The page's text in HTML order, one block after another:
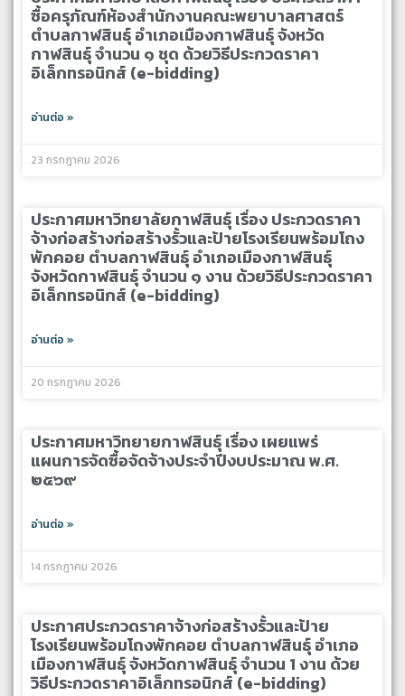
ซื้อครุภัณฑ์ห้องสำนักงานคณะพยาบาลศาสตร์
ตำบลกาฬสินธุ์ อำเภอเมืองกาฬสินธุ์ จังหวัด
กาฬสินธุ์ จำนวน ๑ ชุด ด้วยวิธีประกวดราคา
อิเล็กทรอนิกส์ (e-bidding)
อ่านต่อ »
23 กรกฎาคม 2026
ประกาศมหาวิทยาลัยกาฬสินธุ์ เรื่อง ประกวดราคา
จ้างก่อสร้างก่อสร้างรั้วและป้ายโรงเรียนพร้อมโถง
พักคอย ตำบลกาฬสินธุ์ อำเภอเมืองกาฬสินธุ์
จังหวัดกาฬสินธุ์ จำนวน ๑ งาน ด้วยวิธีประกวดราคา
อิเล็กทรอนิกส์ (e-bidding)
อ่านต่อ »
20 กรกฎาคม 2026
ประกาศมหาวิทยายกาฬสินธุ์ เรื่อง เผยแพร่
แผนการจัดซื้อจัดจ้างประจำปีงบประมาณ พ.ศ.
๒๕๖๙
อ่านต่อ »
14 กรกฎาคม 2026
ประกาศประกวดราคาจ้างก่อสร้างรั้วและป้าย
โรงเรียนพร้อมโถงพักคอย ตำบลกาฬสินธุ์ อำเภอ
เมืองกาฬสินธุ์ จังหวัดกาฬสินธุ์ จำนวน 1 งาน ด้วย
วิธีประกวดราคาอิเล็กทรอนิกส์ (e-bidding)